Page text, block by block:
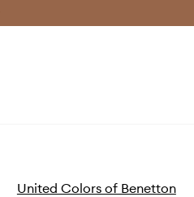
United Colors of Benetton